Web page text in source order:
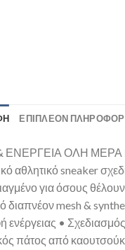
ΕΠΙΠΛΈΟΝ
ΟΛΗ ΜΕΡΑ ΜΕ
αθλητικό sneaker
για όσους
διαπνέον mesh &
ενέργειας •
πάτος από